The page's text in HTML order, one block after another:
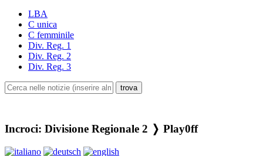
LBA
C unica
C femminile
Div. Reg. 1
Div. Reg. 2
Div. Reg. 3
Incroci: Divisione Regionale 2 ❭ Play0ff